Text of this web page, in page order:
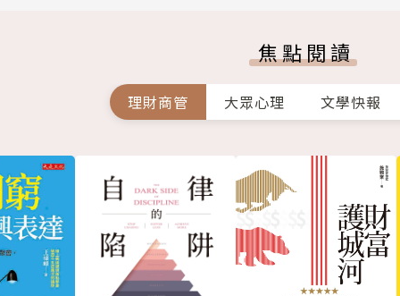
焦點閱讀
理財商管 大眾心理 文學快報